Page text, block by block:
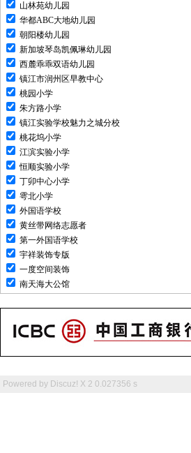
山林苑幼儿园
华都ABC大地幼儿园
朝阳楼幼儿园
新加坡琴岛凯佩琳幼儿园
西麓乖乖双语幼儿园
镇江市润州区早教中心
桃园小学
朱方路小学
镇江实验学校魅力之城分校
桃花坞小学
江滨实验小学
恒顺实验小学
丁卯中心小学
雩北小学
外国语学校
黄丝带网络志愿者
第一外国语学校
宇祥装饰专版
一度空间装饰
南天海大公馆
Powered by Discuz! X 2 0.027356 s